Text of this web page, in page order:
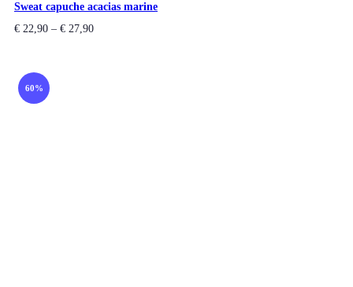
Sweat capuche acacias marine
€ 22,90 – € 27,90
60%